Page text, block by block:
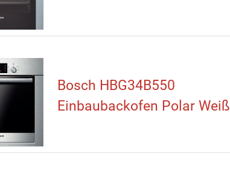
Bosch HBG34B550
Einbaubackofen Polar Weiß